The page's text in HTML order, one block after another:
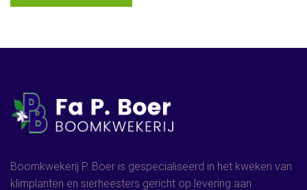
Boomkwekerij P. Boer is gespecialiseerd in het kweken van
klimplanten en sierheesters gericht op levering aan